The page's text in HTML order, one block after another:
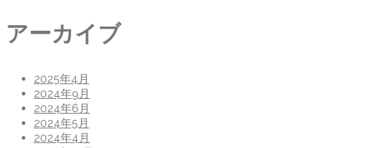
アーカイブ
2025年4月
2024年9月
2024年6月
2024年5月
2024年4月